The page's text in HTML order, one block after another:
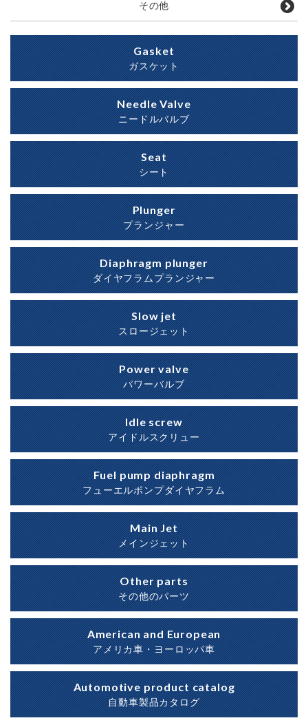
その他
Gasket
ガスケット
Needle Valve
ニードルバルブ
Seat
シート
Plunger
プランジャー
Diaphragm plunger
ダイヤフラムプランジャー
Slow jet
スロージェット
Power valve
パワーバルブ
Idle screw
アイドルスクリュー
Fuel pump diaphragm
フューエルポンプダイヤフラム
Main Jet
メインジェット
Other parts
その他のパーツ
American and European
アメリカ車・ヨーロッパ車
Automotive product catalog
自動車製品カタログ